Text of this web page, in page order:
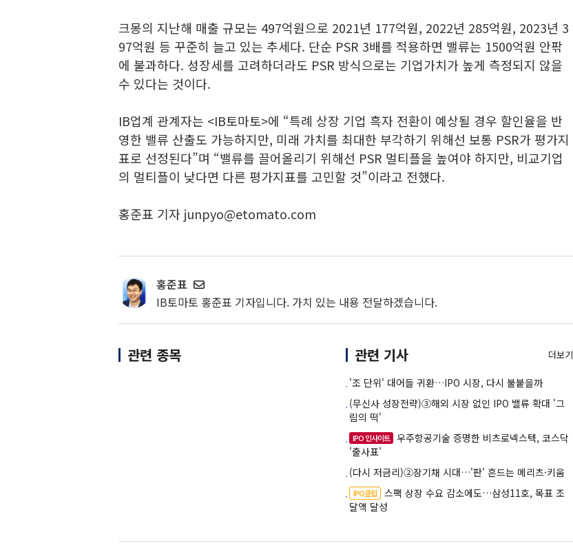
크몽의 지난해 매출 규모는 497억원으로 2021년 177억원, 2022년 285억원, 2023년 3
97억원 등 꾸준히 늘고 있는 추세다. 단순 PSR 3배를 적용하면 밸류는 1500억원 안팎
에 불과하다. 성장세를 고려하더라도 PSR 방식으로는 기업가치가 높게 측정되지 않을
수 있다는 것이다.
IB업계 관계자는 <IB토마토>에 “특례 상장 기업 흑자 전환이 예상될 경우 할인율을 반
영한 밸류 산출도 가능하지만, 미래 가치를 최대한 부각하기 위해선 보통 PSR가 평가지
표로 선정된다”며 “밸류를 끌어올리기 위해선 PSR 멀티플을 높여야 하지만, 비교기업
의 멀티플이 낮다면 다른 평가지표를 고민할 것”이라고 전했다.
홍준표 기자 junpyo@etomato.com
홍준표
IB토마토 홍준표 기자입니다. 가치 있는 내용 전달하겠습니다.
관련 종목 관련 기사 더보기
'조 단위' 대어들 귀환…IPO 시장, 다시 불붙을까
(무신사 성장전략)③해외 시장 없인 IPO 밸류 확대 '그
림의 떡'
IPO 인사이트
우주항공기술 증명한 비츠로넥스텍, 코스닥
'출사표'
(다시 저금리)②장기채 시대…'판' 흔드는 메리츠·키움
IPO클립
스팩 상장 수요 감소에도…삼성11호, 목표 조
달액 달성